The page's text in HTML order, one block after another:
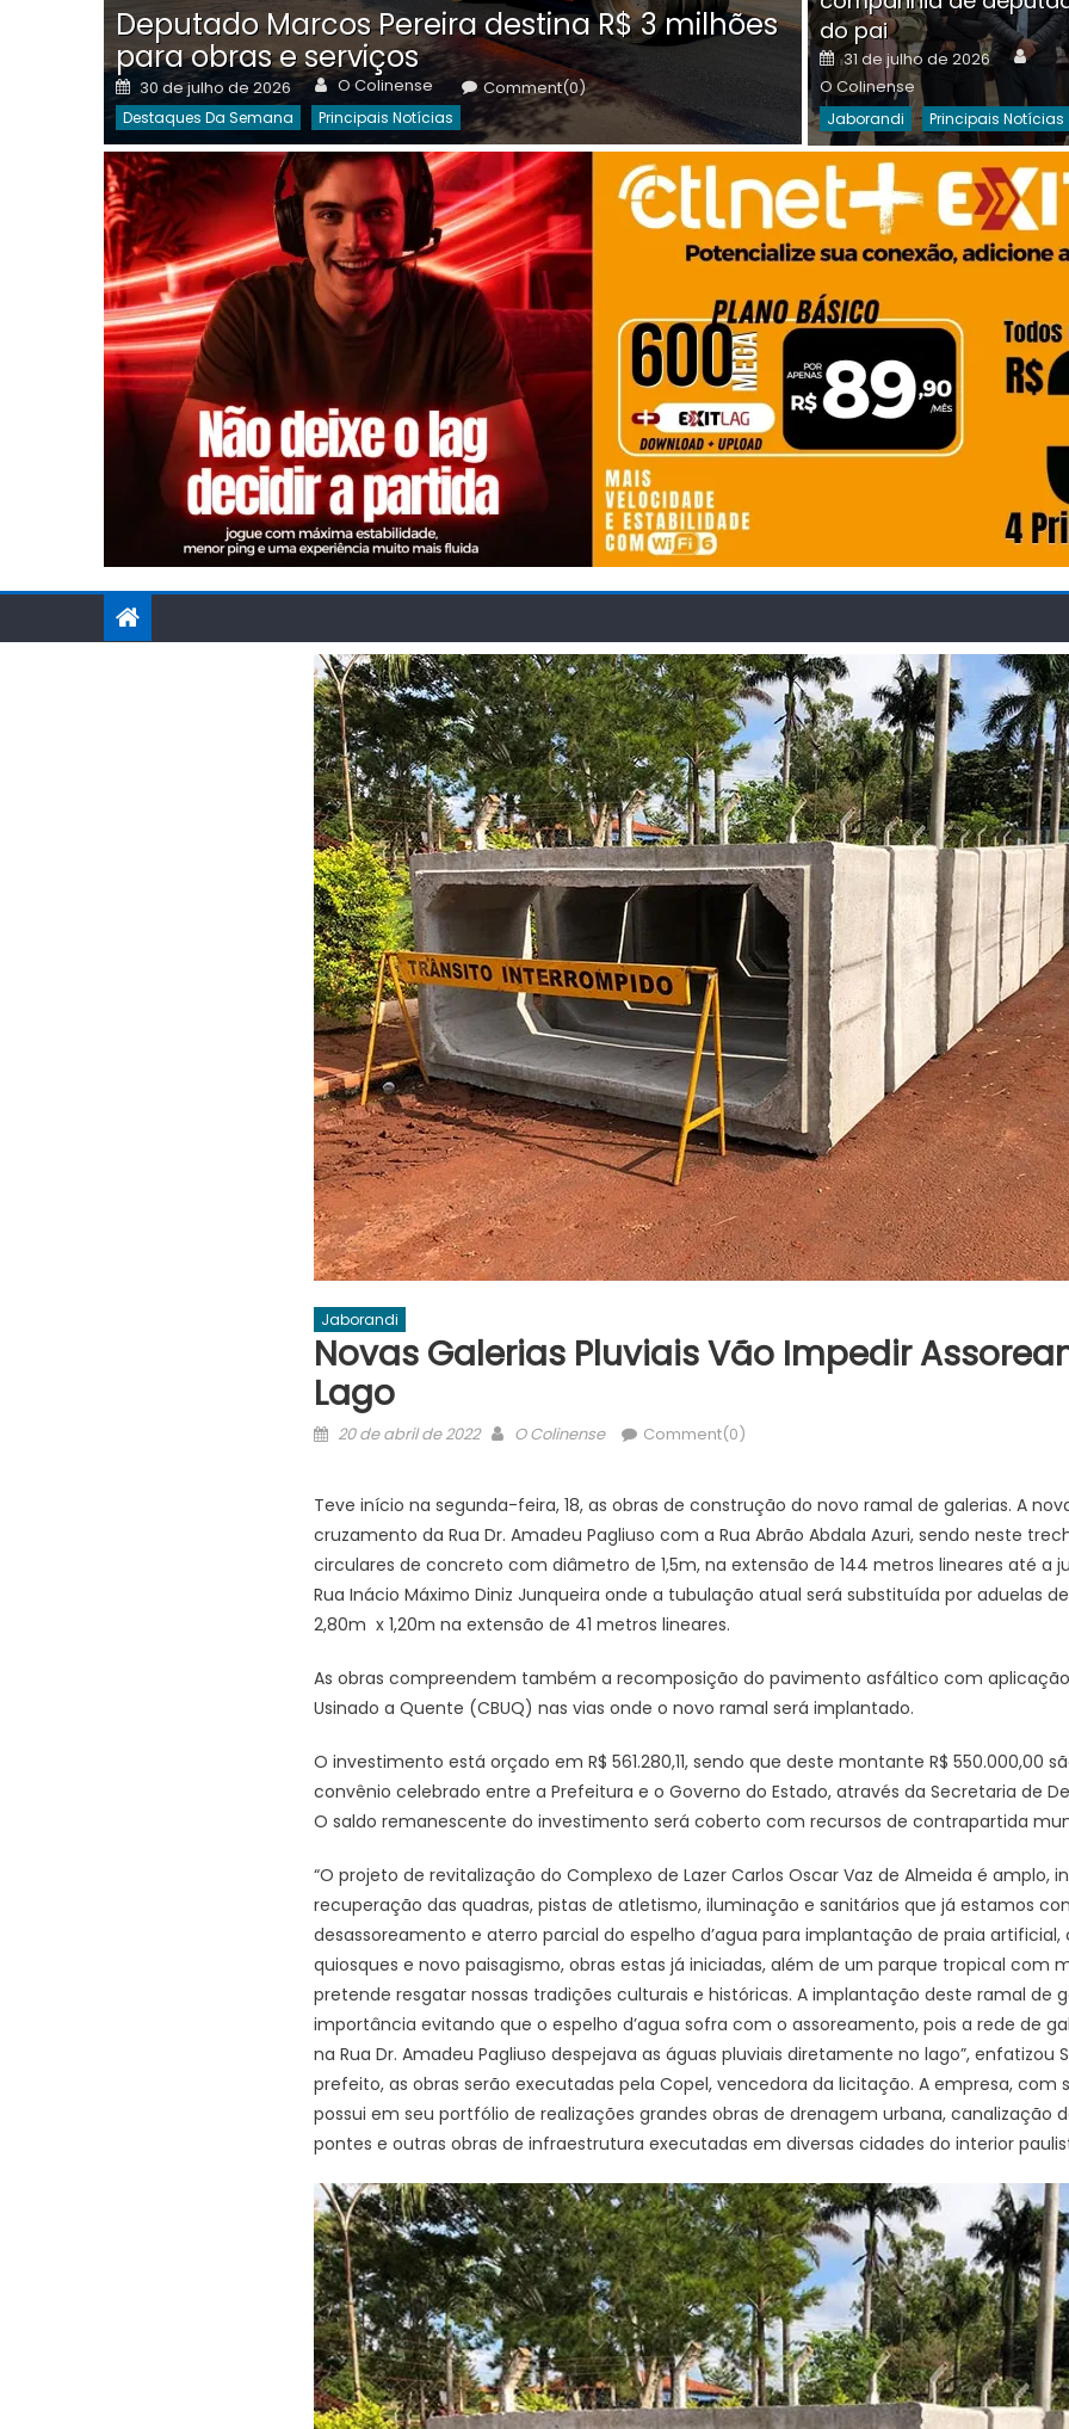
Deputado Marcos Pereira destina R$ 3 milhões
para obras e serviços
Posted
on
30 de julho de 2026 Author
O Colinense Comment(0)
Destaques Da Semana Principais Notícias
on
30 de julho de 2026 O
Destaques Da Semana
do pai
Posted
on
31 de julho de 2026
O Colinense
Jaborandi Principais Notícias
Jaborandi
Novas Galerias Pluviais Vão Impedir
Lago
Posted
20 de abril de 2022 Author
O Colinense Comment(0)
Teve início na segunda-feira, 18, as obras de construção do novo ramal de galerias. A
cruzamento da Rua Dr. Amadeu Pagliuso com a Rua Abrão Abdala Azuri, sendo neste
circulares de concreto com diâmetro de 1,5m, na extensão de 144 metros lineares até a
Rua Inácio Máximo Diniz Junqueira onde a tubulação atual será substituída por aduelas
2,80m x 1,20m na extensão de 41 metros lineares.
As obras compreendem também a recomposição do pavimento asfáltico com
Usinado a Quente (CBUQ) nas vias onde o novo ramal será implantado.
O investimento está orçado em R$ 561.280,11, sendo que deste montante R$ 550.000,00
convênio celebrado entre a Prefeitura e o Governo do Estado, através da Secretaria de
O saldo remanescente do investimento será coberto com recursos de contrapartida
“O projeto de revitalização do Complexo de Lazer Carlos Oscar Vaz de Almeida é amplo,
recuperação das quadras, pistas de atletismo, iluminação e sanitários que já estamos
desassoreamento e aterro parcial do espelho d’agua para implantação de praia
quiosques e novo paisagismo, obras estas já iniciadas, além de um parque tropical com
pretende resgatar nossas tradições culturais e históricas. A implantação deste ramal de
importância evitando que o espelho d’agua sofra com o assoreamento, pois a rede de
na Rua Dr. Amadeu Pagliuso despejava as águas pluviais diretamente no lago”, enfatizou
prefeito, as obras serão executadas pela Copel, vencedora da licitação. A empresa, com
possui em seu portfólio de realizações grandes obras de drenagem urbana, canalização
pontes e outras obras de infraestrutura executadas em diversas cidades do interior